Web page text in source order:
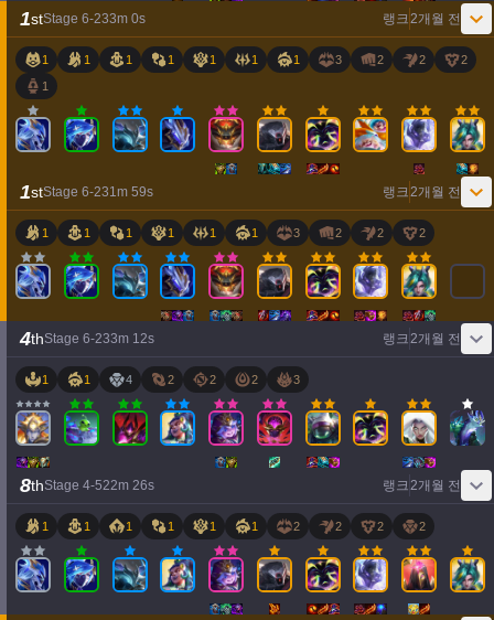
1stStage 6-233m 0s 랭크2개월 전
1 1 1 1 1 1 1 3 2 2
2
1
1stStage 6-231m 59s 랭크2개월 전
1 1 1 1 1 1 3 2 2 2
4thStage 6-233m 12s 랭크2개월 전
1 1 4 2 2 2 3
8thStage 4-522m 26s 랭크2개월 전
1 1 1 1 1 1 2 2 2 2